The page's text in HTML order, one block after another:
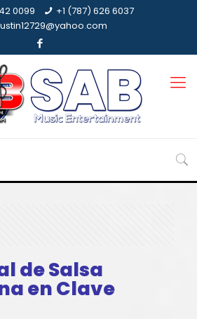
0099
+1 (787) 626 6037
de Salsa
en Clave